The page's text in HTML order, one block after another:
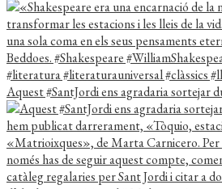
Aquest #SantJordi ens agradaria sortejar